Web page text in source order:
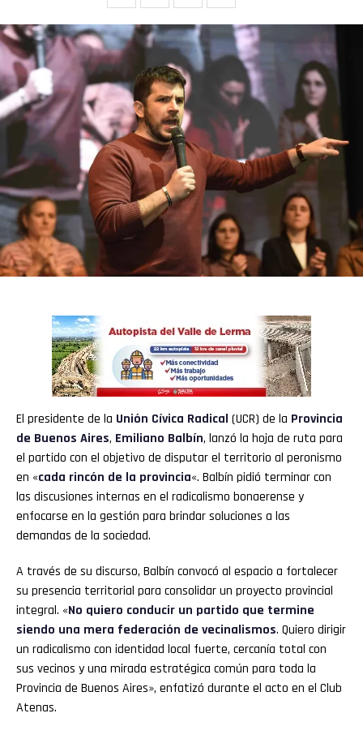
El presidente de la Unión Cívica Radical (UCR) de la Provincia
de Buenos Aires, Emiliano Balbín, lanzó la hoja de ruta para
el partido con el objetivo de disputar el territorio al peronismo
en «cada rincón de la provincia«. Balbín pidió terminar con
las discusiones internas en el radicalismo bonaerense y
enfocarse en la gestión para brindar soluciones a las
demandas de la sociedad.
A través de su discurso, Balbín convocó al espacio a fortalecer
su presencia territorial para consolidar un proyecto provincial
integral. «No quiero conducir un partido que termine
siendo una mera federación de vecinalismos. Quiero dirigir
un radicalismo con identidad local fuerte, cercanía total con
sus vecinos y una mirada estratégica común para toda la
Provincia de Buenos Aires», enfatizó durante el acto en el Club
Atenas.